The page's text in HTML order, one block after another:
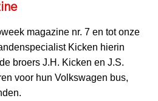
magazine nr. 7 en tot onze
Kicken hierin
broers J.H. Kicken en J.S.
voor hun Volkswagen bus,